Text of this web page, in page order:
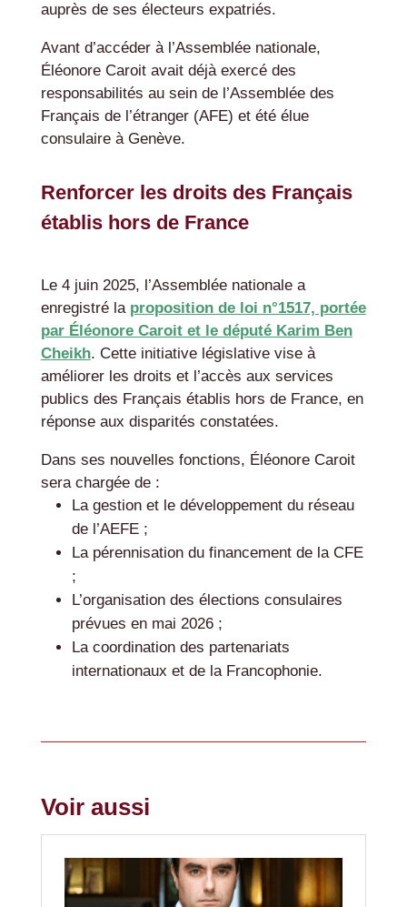
auprès de ses électeurs expatriés.
Avant d’accéder à l’Assemblée nationale,
Éléonore Caroit avait déjà exercé des
responsabilités au sein de l’Assemblée des
Français de l’étranger (AFE) et été élue
consulaire à Genève.
Renforcer les droits des Français
établis hors de France
Le 4 juin 2025, l’Assemblée nationale a
enregistré la proposition de loi n°1517, portée
par Éléonore Caroit et le député Karim Ben
Cheikh. Cette initiative législative vise à
améliorer les droits et l’accès aux services
publics des Français établis hors de France, en
réponse aux disparités constatées.
Dans ses nouvelles fonctions, Éléonore Caroit
sera chargée de :
La gestion et le développement du réseau
de l’AEFE ;
La pérennisation du financement de la CFE
;
L’organisation des élections consulaires
prévues en mai 2026 ;
La coordination des partenariats
internationaux et de la Francophonie.
Voir aussi